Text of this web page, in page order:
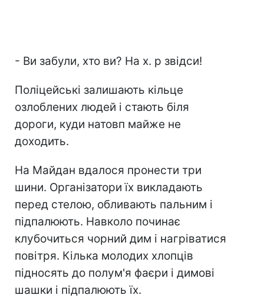
- Ви забули, хто ви? На х. р звідси!
Поліцейські залишають кільце
озлоблених людей і стають біля
дороги, куди натовп майже не
доходить.
На Майдан вдалося пронести три
шини. Організатори їх викладають
перед стелою, обливають пальним і
підпалюють. Навколо починає
клубочиться чорний дим і нагріватися
повітря. Кілька молодих хлопців
підносять до полум'я фаєри і димові
шашки і підпалюють їх.